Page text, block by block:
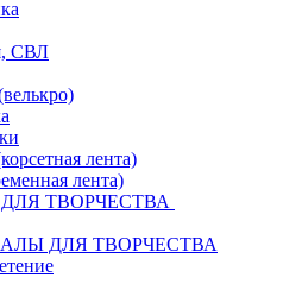
СВЛ
лента)
лента)
ТВОРЧЕСТВА
ДЛЯ ТВОРЧЕСТВА